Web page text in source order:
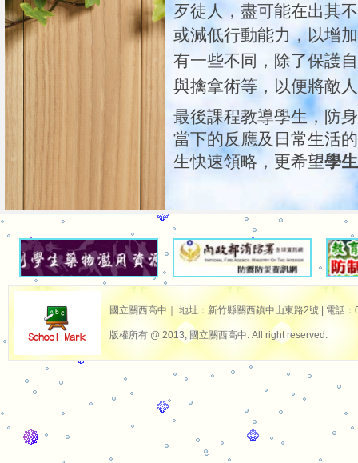
歹徒人，盡可能在出其
或減低行動能力，以增
有一些不同，除了保護
與擒拿術等，以便將敵
最後課程教導學生，防
當下的反應及日常生活
生快速領略，更希望學生
國立關西高中｜ 地址：新竹縣關西鎮中山東路2號 | 電話
版權所有 @ 2013, 國立關西高中. All right reserved.